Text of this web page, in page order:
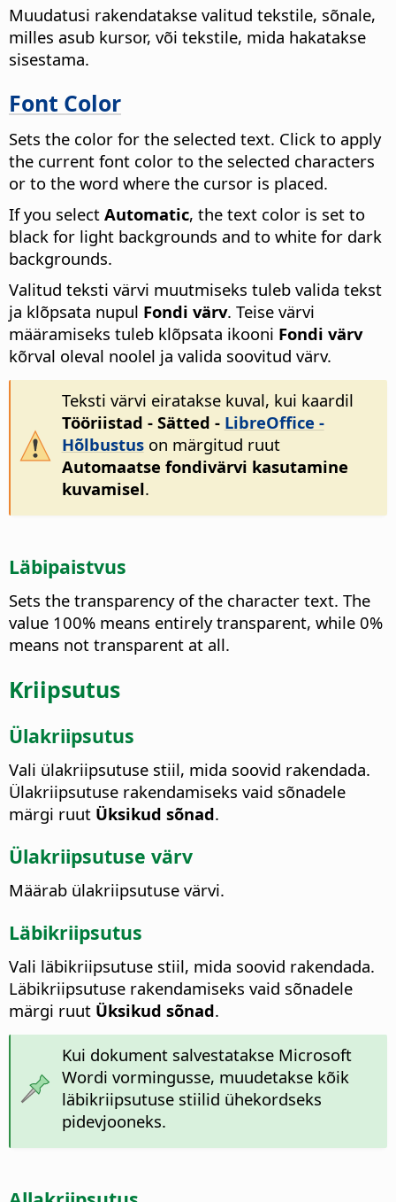
Muudatusi rakendatakse valitud tekstile, sõnale,
milles asub kursor, või tekstile, mida hakatakse
sisestama.
Font Color
Sets the color for the selected text. Click to apply
the current font color to the selected characters
or to the word where the cursor is placed.
If you select Automatic, the text color is set to
black for light backgrounds and to white for dark
backgrounds.
Valitud teksti värvi muutmiseks tuleb valida tekst
ja klõpsata nupul Fondi värv. Teise värvi
määramiseks tuleb klõpsata ikooni Fondi värv
kõrval oleval noolel ja valida soovitud värv.
Teksti värvi eiratakse kuval, kui kaardil
Tööriistad - Sätted - LibreOffice -
Hõlbustuson märgitud ruut
Automaatse fondivärvi kasutamine
kuvamisel.
Läbipaistvus
Sets the transparency of the character text. The
value 100% means entirely transparent, while 0%
means not transparent at all.
Kriipsutus
Ülakriipsutus
Vali ülakriipsutuse stiil, mida soovid rakendada.
Ülakriipsutuse rakendamiseks vaid sõnadele
märgi ruut Üksikud sõnad.
Ülakriipsutuse värv
Määrab ülakriipsutuse värvi.
Läbikriipsutus
Vali läbikriipsutuse stiil, mida soovid rakendada.
Läbikriipsutuse rakendamiseks vaid sõnadele
märgi ruut Üksikud sõnad.
Kui dokument salvestatakse Microsoft
Wordi vormingusse, muudetakse kõik
läbikriipsutuse stiilid ühekordseks
pidevjooneks.